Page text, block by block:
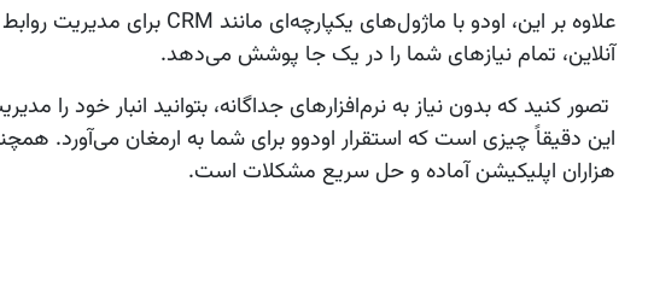
علاوه بر این، اودو
آنلاین، تمام نیازهای شما را در یک جا پوشش می‌دهد.
تصور کنید که بدون نیاز به نرم‌افزارهای جداگانه، بتوانید انبار خود را
این دقیقاً چیزی است که استقرار اودوو برای شما به ارمغان می‌آورد.
هزاران اپلیکیشن آماده و حل سریع مشکلات است.